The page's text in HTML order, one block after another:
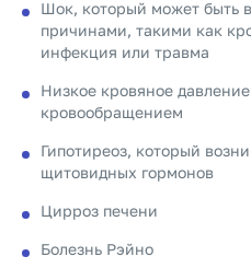
Шок, который может быть
причинами, такими как
инфекция или травма
Низкое кровяное
кровообращением
Гипотиреоз, который
щитовидных гормонов
Цирроз печени
Болезнь Рэйно